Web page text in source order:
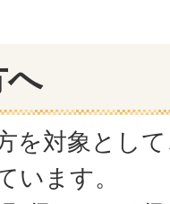
へ
を対象とし
います。